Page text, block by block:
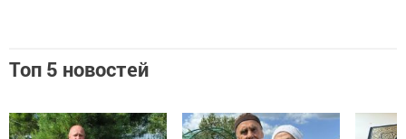
Топ 5 новостей